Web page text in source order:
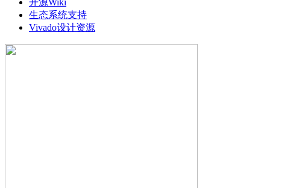
生态系统支持
Vivado设计资源